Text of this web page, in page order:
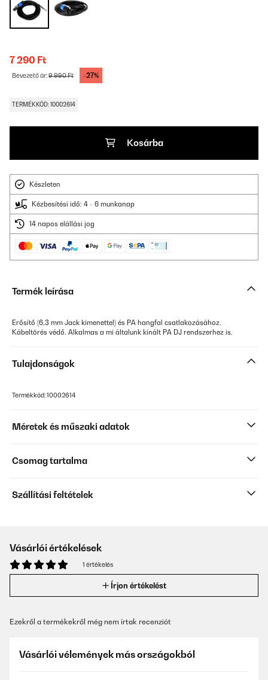
7 290 Ft
Bevezető ár:9 990 Ft -27%
TERMÉKKÓD: 10002614
Kosárba
Készleten
Kézbesítési idő: 4 - 6 munkanap
14 napos elállási jog
Termék leírása
Erősítő (6,3 mm Jack kimenettel) és PA hangfal csatlakozásához.
Kábeltörés védő. Alkalmas a mi általunk kínált PA DJ rendszerhez is.
Tulajdonságok
Termékkód: 10002614
Méretek és műszaki adatok
Csomag tartalma
Szállítási feltételek
Vásárlói értékelések
1 értékelés
Írjon értékelést
Ezekről a termékekről még nem írtak recenziót
Vásárlói vélemények más országokból